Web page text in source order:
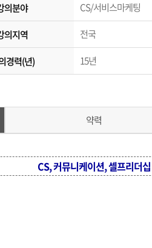
의분야
CS/서비스마케팅
의지역
전국
경력(년)
15년
약력
CS, 커뮤니케이션, 셀프리더십